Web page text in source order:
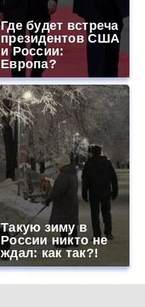
Где будет встреча
президентов США
и России:
Европа?
Такую зиму в
России никто не
ждал: как так?!